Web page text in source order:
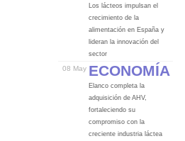
Los lácteos impulsan el
crecimiento de la
alimentación en España y
lideran la innovación del
sector
08 May Economía
Elanco completa la
adquisición de AHV,
fortaleciendo su
compromiso con la
creciente industria láctea